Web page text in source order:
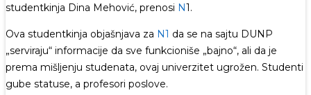
studentkinja Dina Mehović, prenosi N1.
Ova studentkinja objašnjava za N1 da se na sajtu DUNP
„serviraju“ informacije da sve funkcioniše „bajno“, ali da je
prema mišljenju studenata, ovaj univerzitet ugrožen. Studenti
gube statuse, a profesori poslove.